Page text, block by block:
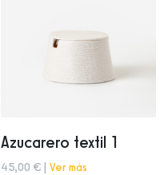
Azucarero textil 1
45,00 € | Ver más